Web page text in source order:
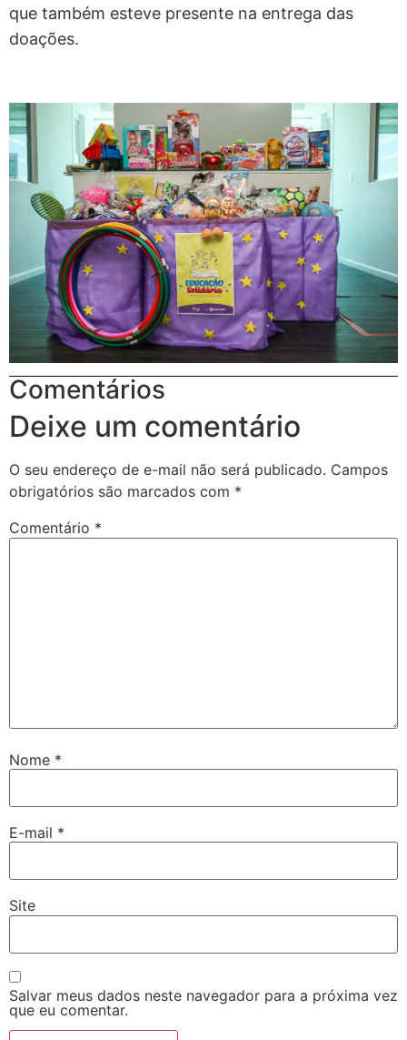
que também esteve presente na entrega das
doações.
Comentários
Deixe um comentário
O seu endereço de e-mail não será publicado. Campos
obrigatórios são marcados com *
Comentário *
Nome *
E-mail *
Site
Salvar meus dados neste navegador para a próxima vez
que eu comentar.